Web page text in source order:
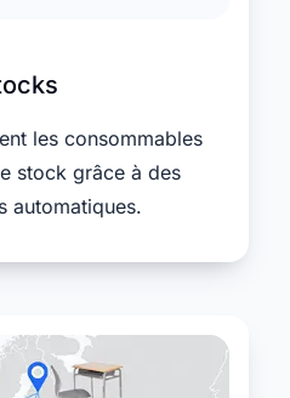
les consommables
stock grâce à des
automatiques.